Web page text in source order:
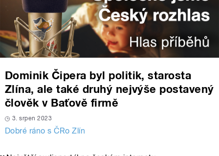
Dominik Čipera byl politik, starosta
Zlína, ale také druhý nejvýše postavený
člověk v Baťově firmě
3. srpen 2023
Dobré ráno s ČRo Zlín